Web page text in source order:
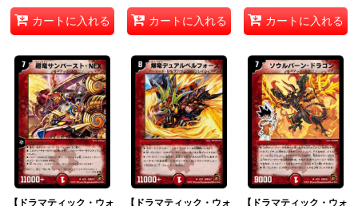
カートに入れる カートに入れる カートに入れる
【ドラマティック・ウォ
【ドラマティック・ウォ
【ドラマティック・ウォ